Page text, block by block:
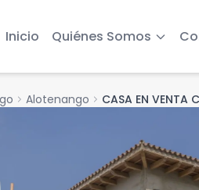
Inicio Quiénes Somos
chevron_right Alotenango chevron_right CASA EN VENTA